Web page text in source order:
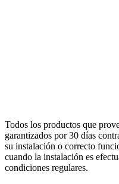
Todos los productos que
garantizados por 30 días
su instalación o correcto
cuando la instalación es
condiciones regulares.